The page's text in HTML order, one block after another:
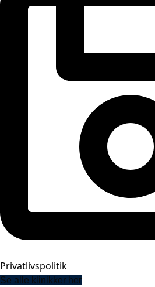
Privatlivspolitik
Se alle klinikker her